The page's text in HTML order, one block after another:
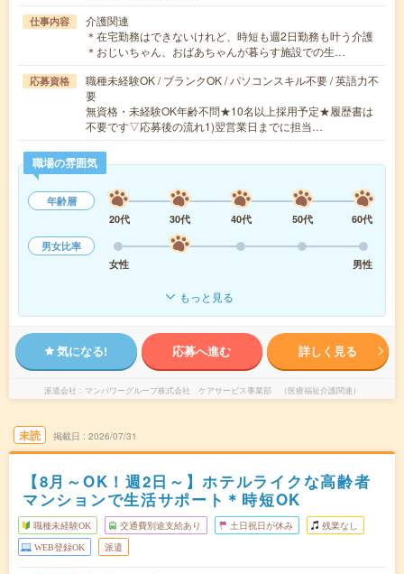
仕事内容
介護関連
＊在宅勤務はできないけれど、時短も週2日勤務も叶う介護
＊おじいちゃん、おばあちゃんが暮らす施設での生…
応募資格
職種未経験OK / ブランクOK / パソコンスキル不要 / 英語力不
要
無資格・未経験OK年齢不問★10名以上採用予定★履歴書は
不要です▽応募後の流れ1)翌営業日までに担当…
職場の雰囲気
年齢層
20代
30代 40代 50代
60代
男女比率
女性
男性
もっと見る
気になる! 応募へ進む 詳しく見る
派遣会社 マンパワーグループ株式会社 ケアサービス事業部 （医療福祉介護関連）
未読 掲載日 2026/07/31
【8月～OK！週2日～】ホテルライクな高齢者
マンションで生活サポート＊時短OK
職種未経験OK 交通費別途支給あり 土日祝日が休み 残業なし
WEB登録OK 派遣